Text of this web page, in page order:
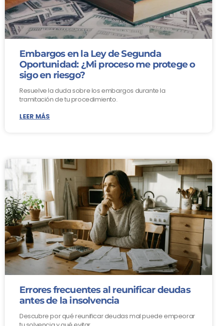
Embargos en la Ley de Segunda
Oportunidad: ¿Mi proceso me protege o
sigo en riesgo?
Resuelve la duda sobre los embargos durante la
tramitación de tu procedimiento.
LEER MÁS
Errores frecuentes al reunificar deudas
antes de la insolvencia
Descubre por qué reunificar deudas mal puede empeorar